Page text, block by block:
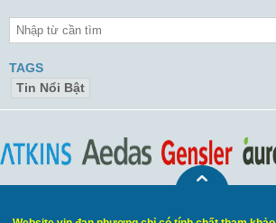
TAGS
Tin Nổi Bật